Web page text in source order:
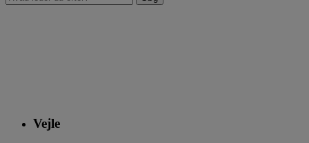
Vejle